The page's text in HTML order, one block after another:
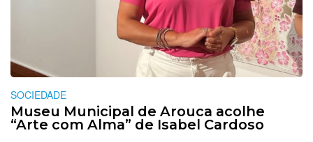
SOCIEDADE
Museu Municipal de Arouca acolhe
“Arte com Alma” de Isabel Cardoso